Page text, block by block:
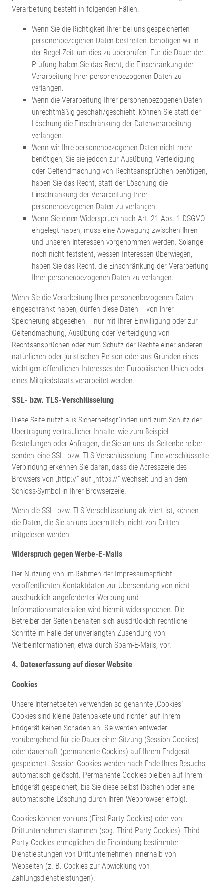
Verarbeitung besteht in folgenden Fällen:
Wenn Sie die Richtigkeit Ihrer bei uns gespeicherten
personenbezogenen Daten bestreiten, benötigen wir in
der Regel Zeit, um dies zu überprüfen. Für die Dauer der
Prüfung haben Sie das Recht, die Einschränkung der
Verarbeitung Ihrer personenbezogenen Daten zu
verlangen.
Wenn die Verarbeitung Ihrer personenbezogenen Daten
unrechtmäßig geschah/geschieht, können Sie statt der
Löschung die Einschränkung der Datenverarbeitung
verlangen.
Wenn wir Ihre personenbezogenen Daten nicht mehr
benötigen, Sie sie jedoch zur Ausübung, Verteidigung
oder Geltendmachung von Rechtsansprüchen benötigen,
haben Sie das Recht, statt der Löschung die
Einschränkung der Verarbeitung Ihrer
personenbezogenen Daten zu verlangen.
Wenn Sie einen Widerspruch nach Art. 21 Abs. 1 DSGVO
eingelegt haben, muss eine Abwägung zwischen Ihren
und unseren Interessen vorgenommen werden. Solange
noch nicht feststeht, wessen Interessen überwiegen,
haben Sie das Recht, die Einschränkung der Verarbeitung
Ihrer personenbezogenen Daten zu verlangen.
Wenn Sie die Verarbeitung Ihrer personenbezogenen Daten
eingeschränkt haben, dürfen diese Daten – von ihrer
Speicherung abgesehen – nur mit Ihrer Einwilligung oder zur
Geltendmachung, Ausübung oder Verteidigung von
Rechtsansprüchen oder zum Schutz der Rechte einer anderen
natürlichen oder juristischen Person oder aus Gründen eines
wichtigen öffentlichen Interesses der Europäischen Union oder
eines Mitgliedstaats verarbeitet werden.
SSL- bzw. TLS-Verschlüsselung
Diese Seite nutzt aus Sicherheitsgründen und zum Schutz der
Übertragung vertraulicher Inhalte, wie zum Beispiel
Bestellungen oder Anfragen, die Sie an uns als Seitenbetreiber
senden, eine SSL- bzw. TLS-Verschlüsselung. Eine verschlüsselte
Verbindung erkennen Sie daran, dass die Adresszeile des
Browsers von „http://“ auf „https://“ wechselt und an dem
Schloss-Symbol in Ihrer Browserzeile.
Wenn die SSL- bzw. TLS-Verschlüsselung aktiviert ist, können
die Daten, die Sie an uns übermitteln, nicht von Dritten
mitgelesen werden.
Widerspruch gegen Werbe-E-Mails
Der Nutzung von im Rahmen der Impressumspflicht
veröffentlichten Kontaktdaten zur Übersendung von nicht
ausdrücklich angeforderter Werbung und
Informationsmaterialien wird hiermit widersprochen. Die
Betreiber der Seiten behalten sich ausdrücklich rechtliche
Schritte im Falle der unverlangten Zusendung von
Werbeinformationen, etwa durch Spam-E-Mails, vor.
4. Datenerfassung auf dieser Website
Cookies
Unsere Internetseiten verwenden so genannte „Cookies“.
Cookies sind kleine Datenpakete und richten auf Ihrem
Endgerät keinen Schaden an. Sie werden entweder
vorübergehend für die Dauer einer Sitzung (Session-Cookies)
oder dauerhaft (permanente Cookies) auf Ihrem Endgerät
gespeichert. Session-Cookies werden nach Ende Ihres Besuchs
automatisch gelöscht. Permanente Cookies bleiben auf Ihrem
Endgerät gespeichert, bis Sie diese selbst löschen oder eine
automatische Löschung durch Ihren Webbrowser erfolgt.
Cookies können von uns (First-Party-Cookies) oder von
Drittunternehmen stammen (sog. Third-Party-Cookies). Third-
Party-Cookies ermöglichen die Einbindung bestimmter
Dienstleistungen von Drittunternehmen innerhalb von
Webseiten (z. B. Cookies zur Abwicklung von
Zahlungsdienstleistungen).